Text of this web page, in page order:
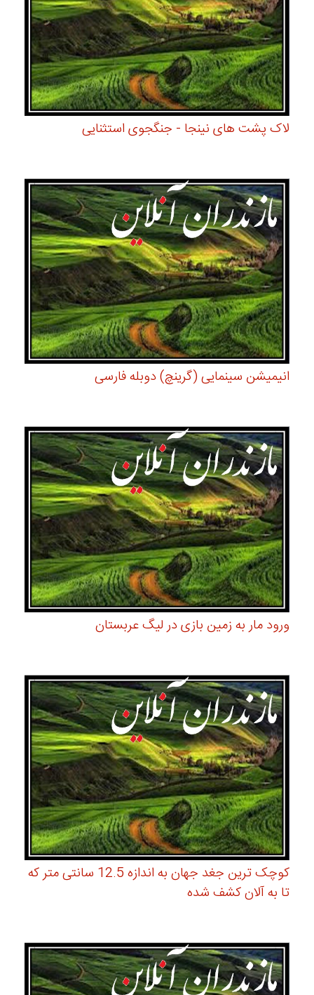
لاک پشت های نینجا - جنگجوی استثنایی
انیمیشن سینمایی (گرینچ) دوبله فارسی
ورود مار به زمین بازی در لیگ عربستان
کوچک ترین جغد جهان به اندازه 12.5 سانتی متر که
تا به آلان کشف شده